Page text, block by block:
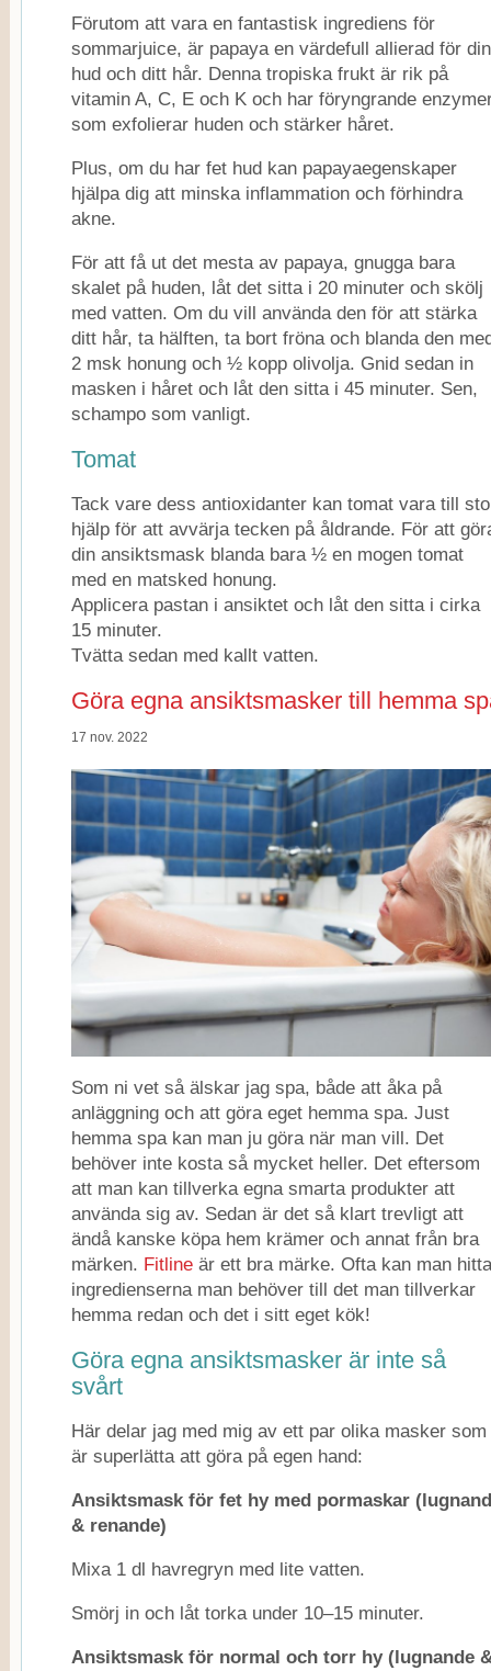
Förutom att vara en fantastisk ingrediens för
sommarjuice, är papaya en värdefull allierad för din
hud och ditt hår. Denna tropiska frukt är rik på
vitamin A, C, E och K och har föryngrande
som exfolierar huden och stärker håret.
Plus, om du har fet hud kan papayaegenskaper
hjälpa dig att minska inflammation och förhindra
akne.
För att få ut det mesta av papaya, gnugga bara
skalet på huden, låt det sitta i 20 minuter och skölj
med vatten. Om du vill använda den för att stärka
ditt hår, ta hälften, ta bort fröna och blanda den
2 msk honung och ½ kopp olivolja. Gnid sedan in
masken i håret och låt den sitta i 45 minuter. Sen,
schampo som vanligt.
Tomat
Tack vare dess antioxidanter kan tomat vara till
hjälp för att avvärja tecken på åldrande. För att
din ansiktsmask blanda bara ½ en mogen tomat
med en matsked honung.
Applicera pastan i ansiktet och låt den sitta i cirka
15 minuter.
Tvätta sedan med kallt vatten.
Göra egna ansiktsmasker till hemma
17 nov. 2022
Som ni vet så älskar jag spa, både att åka på
anläggning och att göra eget hemma spa. Just
hemma spa kan man ju göra när man vill. Det
behöver inte kosta så mycket heller. Det eftersom
att man kan tillverka egna smarta produkter att
använda sig av. Sedan är det så klart trevligt att
ändå kanske köpa hem krämer och annat från bra
märken. Fitlineär ett bra märke. Ofta kan man hitta
ingredienserna man behöver till det man tillverkar
hemma redan och det i sitt eget kök!
Göra egna ansiktsmasker är inte så
svårt
Här delar jag med mig av ett par olika masker som
är superlätta att göra på egen hand:
Ansiktsmask för fet hy med pormaskar
& renande)
Mixa 1 dl havregryn med lite vatten.
Smörj in och låt torka under 10–15 minuter.
Ansiktsmask för normal och torr hy (lugnande